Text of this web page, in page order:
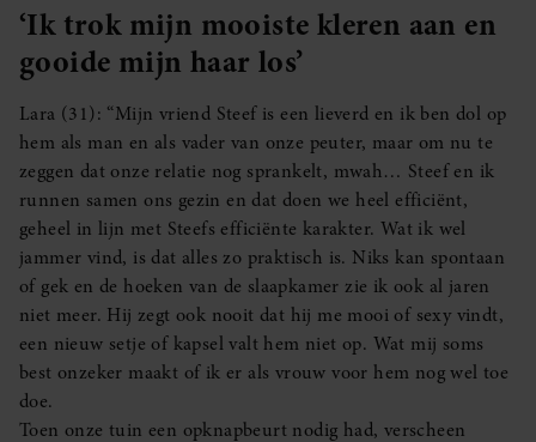
‘Ik trok mijn mooiste kleren aan en
gooide mijn haar los’
Lara (31): “Mijn vriend Steef is een lieverd en ik ben dol op
hem als man en als vader van onze peuter, maar om nu te
zeggen dat onze relatie nog sprankelt, mwah… Steef en ik
runnen samen ons gezin en dat doen we heel efficiënt,
geheel in lijn met Steefs efficiënte karakter. Wat ik wel
jammer vind, is dat alles zo praktisch is. Niks kan spontaan
of gek en de hoeken van de slaapkamer zie ik ook al jaren
niet meer. Hij zegt ook nooit dat hij me mooi of sexy vindt,
een nieuw setje of kapsel valt hem niet op. Wat mij soms
best onzeker maakt of ik er als vrouw voor hem nog wel toe
doe.
Toen onze tuin een opknapbeurt nodig had, verscheen